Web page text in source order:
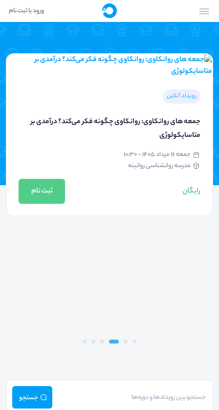
ورود یا ثبت نام
رویداد آنلاین
جمعه های روانکاوی: روانکاوی چگونه فکر می‌کند؟ درآمدی بر
متاسایکولوژی
جمعه ۱۶ مرداد ۱۴۰۵ - ۱۰:۳۰
مدرسه روانشناسی روانبنه
رایگان ثبت نام
جستجو